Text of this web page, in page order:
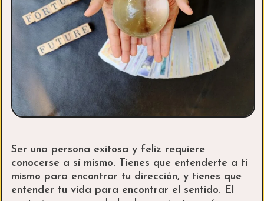
Ser una persona exitosa y feliz requiere
conocerse a sí mismo. Tienes que entenderte a ti
mismo para encontrar tu dirección, y tienes que
entender tu vida para encontrar el sentido. El